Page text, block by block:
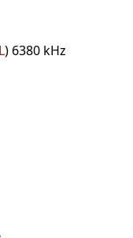
) 6380 kHz